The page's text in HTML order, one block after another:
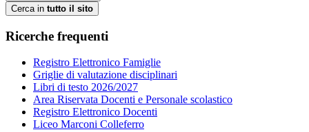
Cerca in tutto il sito
Ricerche frequenti
Registro Elettronico Famiglie
Griglie di valutazione disciplinari
Libri di testo 2026/2027
Area Riservata Docenti e Personale scolastico
Registro Elettronico Docenti
Liceo Marconi Colleferro